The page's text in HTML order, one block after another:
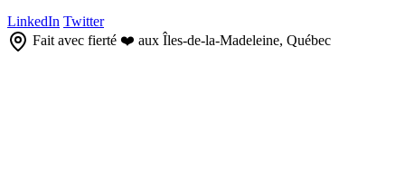
LinkedIn Twitter
Fait avec fierté ❤️ aux Îles-de-la-Madeleine, Québec